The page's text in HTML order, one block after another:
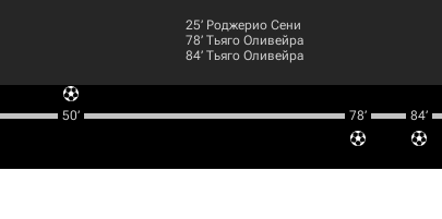
25‎’‎ Роджерио Сени
78‎’‎ Тьяго Оливейра
84‎’‎ Тьяго Оливейра
50‎’‎ 78‎’‎ 84‎’‎